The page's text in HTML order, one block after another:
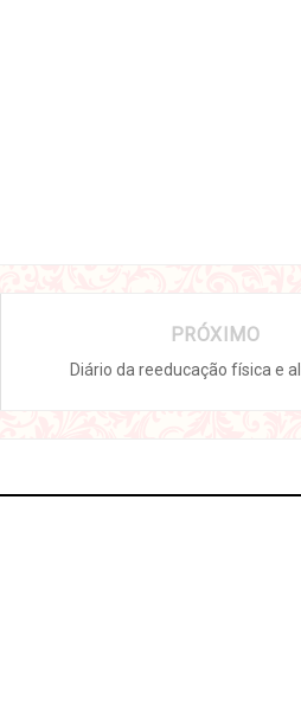
PRÓXIMO
Diário da reeducação física e